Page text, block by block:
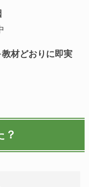
教材どおりに即実
？